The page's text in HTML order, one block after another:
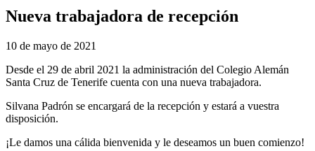
Nueva trabajadora de recepción
10 de mayo de 2021
Desde el 29 de abril 2021 la administración del Colegio Alemán
Santa Cruz de Tenerife cuenta con una nueva trabajadora.
Silvana Padrón se encargará de la recepción y estará a vuestra
disposición.
¡Le damos una cálida bienvenida y le deseamos un buen comienzo!